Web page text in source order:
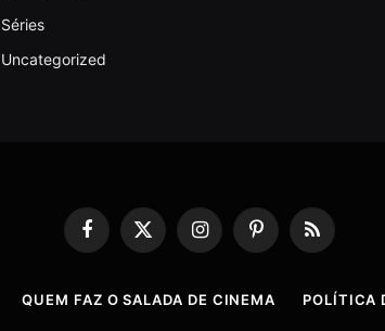
Séries
Uncategorized
Facebook
X
(Twitter)
InstagramPinterestRSS
QUEM FAZ O SALADA DE CINEMA POLÍTICA